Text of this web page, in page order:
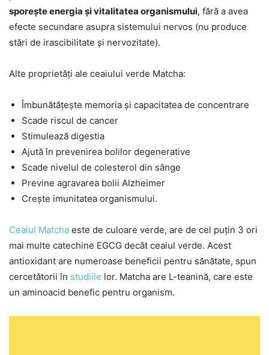
sporește energia și vitalitatea organismului, fără a avea
efecte secundare asupra sistemului nervos (nu produce
stări de irascibilitate și nervozitate).
Alte proprietăți ale ceaiului verde Matcha:
Îmbunătățește memoria și capacitatea de concentrare
Scade riscul de cancer
Stimulează digestia
Ajută în prevenirea bolilor degenerative
Scade nivelul de colesterol din sânge
Previne agravarea bolii Alzheimer
Crește imunitatea organismului.
Ceaiul Matcha este de culoare verde, are de cel puțin 3 ori
mai multe catechine EGCG decât ceaiul verde. Acest
antioxidant are numeroase beneficii pentru sănătate, spun
cercetătorii în studiile lor. Matcha are L-teanină, care este
un aminoacid benefic pentru organism.